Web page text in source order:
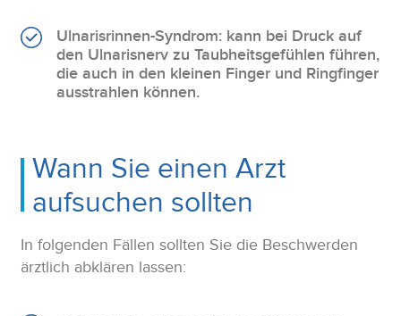
Ulnarisrinnen-Syndrom: kann bei Druck auf
den Ulnarisnerv zu Taubheitsgefühlen führen,
die auch in den kleinen Finger und Ringfinger
ausstrahlen können.
Wann Sie einen Arzt
aufsuchen sollten
In folgenden Fällen sollten Sie die Beschwerden
ärztlich abklären lassen: